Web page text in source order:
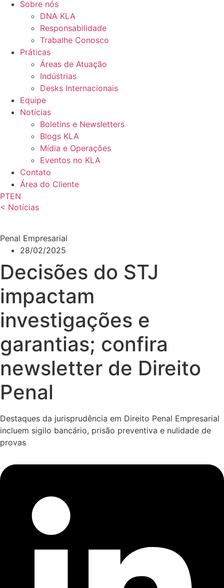
Sobre nós
DNA KLA
Responsabilidade
Trabalhe Conosco
Práticas
Áreas de Atuação
Indústrias
Desks Internacionais
Equipe
Notícias
Boletins e Newsletters
Blogs KLA
Mídia e Operações
Eventos no KLA
Contato
Área do Cliente
PTEN
< Notícias
Penal Empresarial
28/02/2025
Decisões do STJ
impactam
investigações e
garantias; confira
newsletter de Direito
Penal
Destaques da jurisprudência em Direito Penal Empresarial
incluem sigilo bancário, prisão preventiva e nulidade de
provas